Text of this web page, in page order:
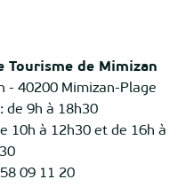
Tourisme de Mimizan
- 40200 Mimizan-Plage
de 9h à 18h30
10h à 12h30 et de 16h à
09 11 20